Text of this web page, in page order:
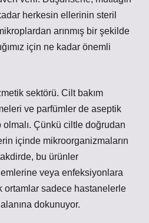
herkesin ellerinin steril
arınmış bir şekilde
için ne kadar önemli
sektörü. Cilt bakım
ve parfümler de aseptik
olmalı. Çünkü ciltle doğrudan
içinde mikroorganizmaların
bu ürünler
veya enfeksiyonlara
ortamlar sadece hastanelerle
alanına dokunuyor.